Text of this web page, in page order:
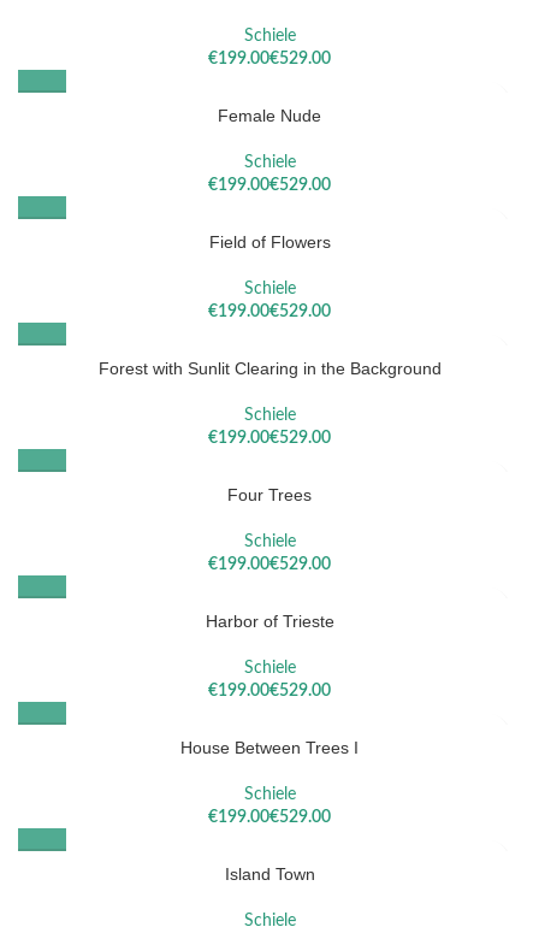
Schiele
€
€
Female Nude
Schiele
€
€
Field of Flowers
Schiele
€
€
Forest with Sunlit Clearing in the Background
Schiele
€
€
Four Trees
Schiele
€
€
Harbor of Trieste
Schiele
€
€
House Between Trees I
Schiele
€
€
Island Town
Schiele